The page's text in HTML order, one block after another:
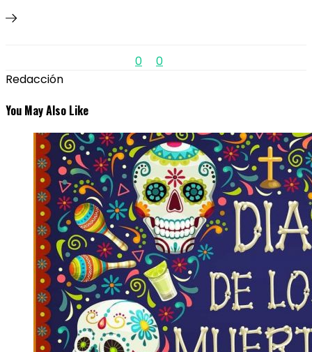
0
0
Redacción
You May Also Like